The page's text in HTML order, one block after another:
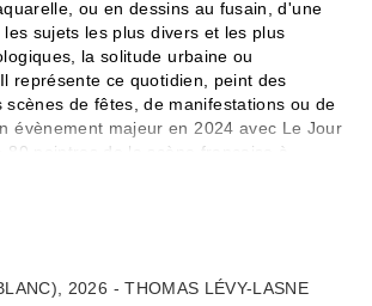
ou en dessins au fusain, d'une
sujets les plus divers et les plus
la solitude urbaine ou
représente ce quotidien, peint des
de fêtes, de manifestations ou de
évènement majeur en 2024 avec Le Jour
peintres de la scène française à
une œuvre du musée et à échanger
2026 - THOMAS LÉVY-LASNE